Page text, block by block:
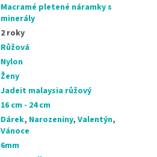
Macramé pletené náramky s
minerály
2 roky
Růžová
Nylon
Ženy
Jadeit malaysia růžový
16 cm - 24 cm
Dárek, Narozeniny, Valentýn,
Vánoce
6mm